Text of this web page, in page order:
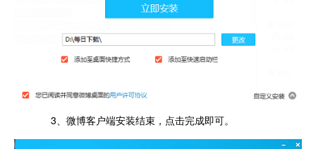
3、微博客户端安装结束，点击完成即可。